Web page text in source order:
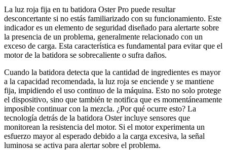
La luz roja fija en tu batidora Oster Pro puede resultar
desconcertante si no estás familiarizado con su funcionamiento. Este
indicador es un elemento de seguridad diseñado para alertarte sobre
la presencia de un problema, generalmente relacionado con un
exceso de carga. Esta característica es fundamental para evitar que el
motor de la batidora se sobrecaliente o sufra daños.
Cuando la batidora detecta que la cantidad de ingredientes es mayor
a la capacidad recomendada, la luz roja se enciende y se mantiene
fija, impidiendo el uso continuo de la máquina. Esto no solo protege
el dispositivo, sino que también te notifica que es momentáneamente
imposible continuar con la mezcla. ¿Por qué ocurre esto? La
tecnología detrás de la batidora Oster incluye sensores que
monitorean la resistencia del motor. Si el motor experimenta un
esfuerzo mayor al esperado debido a la carga excesiva, la señal
luminosa se activa para alertar sobre el problema.